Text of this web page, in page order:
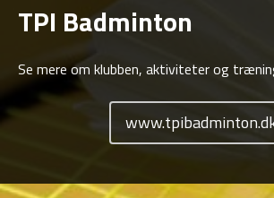
HOVEDMENU
Hovedafdeling
Badminton
TPI Badminton
Se mere om klubben, aktiviteter og